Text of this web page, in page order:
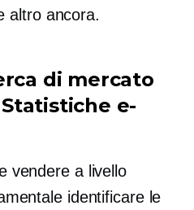
altro ancora.
di mercato
Statistiche e-
vendere a livello
identificare le